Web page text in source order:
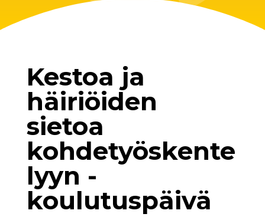
Kestoa ja
häiriöiden
sietoa
kohdetyöskente
lyyn -
koulutuspäivä